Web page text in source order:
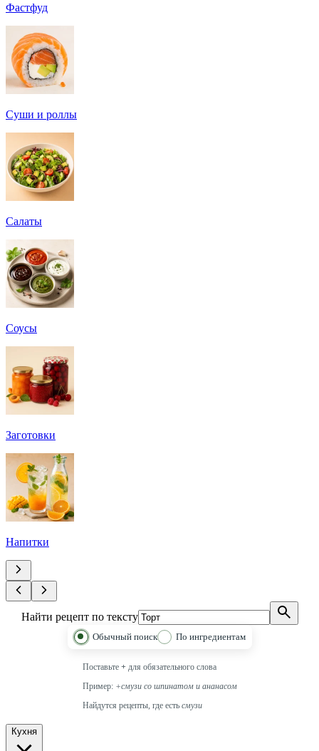
Фастфуд
Суши и роллы
Салаты
Соусы
Заготовки
Напитки
Найти рецепт по тексту
Обычный поиск По ингредиентам
Поставьте +для обязательного слова
Пример: +смузи со шпинатом и ананасом
Найдутся рецепты, где есть смузи
Кухня